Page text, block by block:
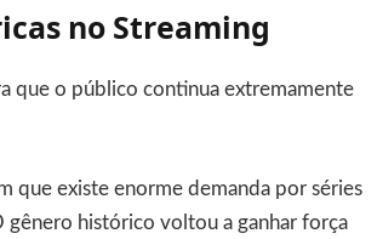
no Streaming
que o público continua extremamente
que existe enorme demanda por séries
gênero histórico voltou a ganhar força